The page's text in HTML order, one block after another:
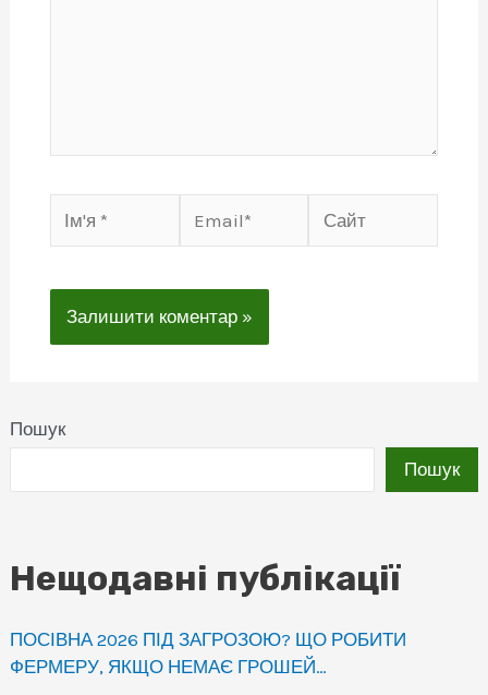
Пошук
Пошук
Нещодавні публікації
ПОСІВНА 2026 ПІД ЗАГРОЗОЮ? ЩО РОБИТИ
ФЕРМЕРУ, ЯКЩО НЕМАЄ ГРОШЕЙ…
Ім'я
*
Email* Сайт